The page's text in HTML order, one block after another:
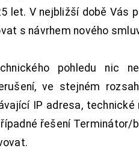
let. V nejbližší době Vás
s návrhem nového
pohledu nic
ve stejném
IP adresa, technické
řešení Terminátor/